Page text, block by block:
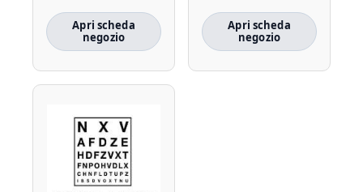
Apri scheda
negozio
Apri scheda
negozio